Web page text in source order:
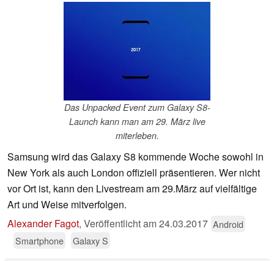
Das Unpacked Event zum Galaxy S8-
Launch kann man am 29. März live
miterleben.
Samsung wird das Galaxy S8 kommende Woche sowohl in
New York als auch London offiziell präsentieren. Wer nicht
vor Ort ist, kann den Livestream am 29.März auf vielfältige
Art und Weise mitverfolgen.
Alexander Fagot, Veröffentlicht am24.03.2017 Android
Smartphone
Galaxy S